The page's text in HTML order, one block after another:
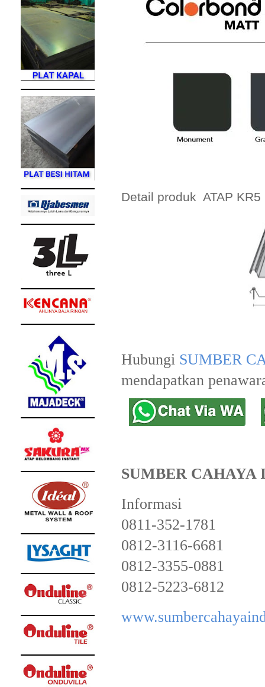
Detail produk ATAP
Hubungi SUMBER
mendapatkan
SUMBER CAHAYA
Informasi
0811-352-1781
0812-3116-6681
0812-3355-0881
0812-5223-6812